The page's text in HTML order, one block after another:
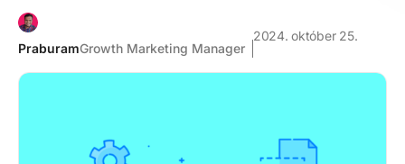
PraburamGrowth Marketing Manager
2024. október 25.